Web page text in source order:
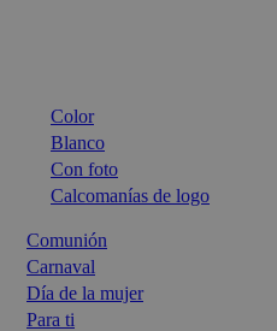
Color
Blanco
Con foto
Calcomanías de logo
Comunión
Carnaval
Día de la mujer
Para ti